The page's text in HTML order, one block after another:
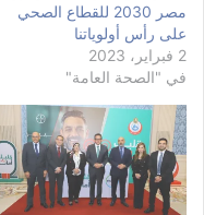
مصر 2030 للقطاع الصحي
على رأس أولوياتنا
2 فبراير، 2023
في "الصحة العامة"